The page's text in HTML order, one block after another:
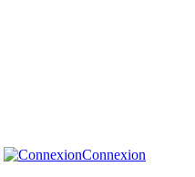
Connexion